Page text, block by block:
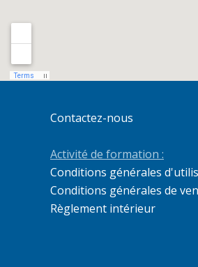
Contactez-nous
Activité de formation :
Conditions générales
Conditions générales de
Règlement intérieur